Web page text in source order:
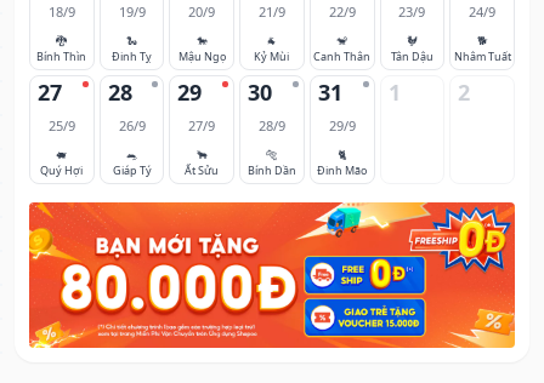
18/9
🐉
Bính Thìn
19/9
🐍
Đinh Tỵ
20/9
🐎
Mậu Ngọ
21/9
🐐
Kỷ Mùi
22/9
🐒
Canh Thân
23/9
🐓
Tân Dậu
24/9
🐕
Nhâm Tuất
27
25/9
🐖
Quý Hợi
28
26/9
🐀
Giáp Tý
29
27/9
🐂
Ất Sửu
30
28/9
🐅
Bính Dần
31
29/9
🐈
Đinh Mão
1 2